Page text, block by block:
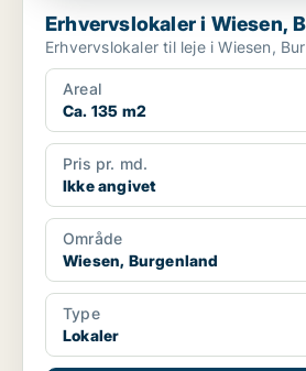
Erhvervslokaler i
Erhvervslokaler til leje i
Areal
Ca. 135 m2
Pris pr. md.
Ikke angivet
Område
Wiesen, Burgenland
Type
Lokaler